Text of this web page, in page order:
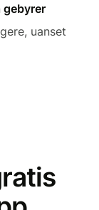
gebyrer
uanset